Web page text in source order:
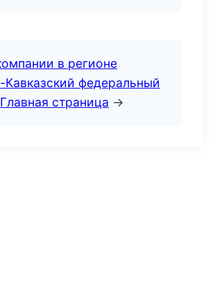
в регионе
Кавказский федеральный
Главная страница →